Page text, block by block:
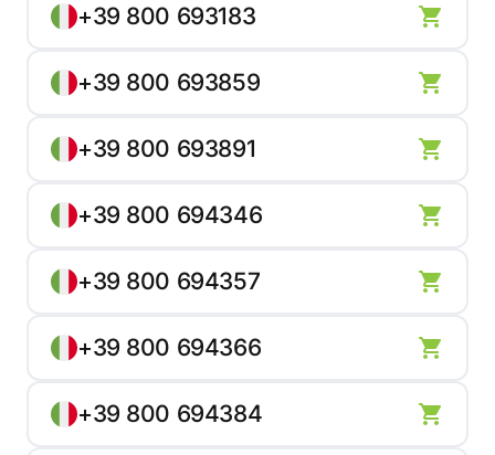
+39 800 693183
+39 800 693859
+39 800 693891
+39 800 694346
+39 800 694357
+39 800 694366
+39 800 694384